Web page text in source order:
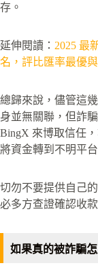
存。
延伸閱讀： 2025 最
名，評比匯率最優
總歸來說，儘管這
身並無關聯，但詐
BingX 來博取信任
將資金轉到不明平
切勿不要提供自己
必多方查證確認收
如果真的被詐騙